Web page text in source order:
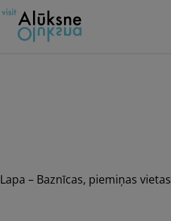
Skip
content
Lapa – Baznīcas, piemiņas vietas